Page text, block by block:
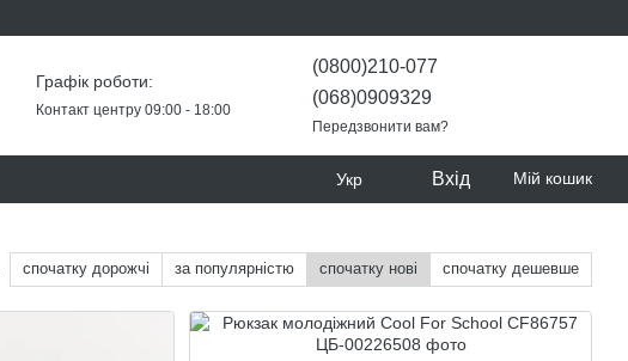
Графік роботи:
Контакт центру 09:00 - 18:00
(0800)210-077
(068)0909329
Передзвонити вам?
Укр Вхід Мій кошик
спочатку дорожчі за популярністю спочатку нові спочатку дешевше